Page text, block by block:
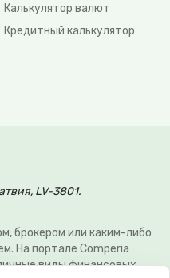
Калькулятор валют
Кредитный калькулятор
LV-3801.
брокером или каким-либо
На портале Comperia
виды финансовых